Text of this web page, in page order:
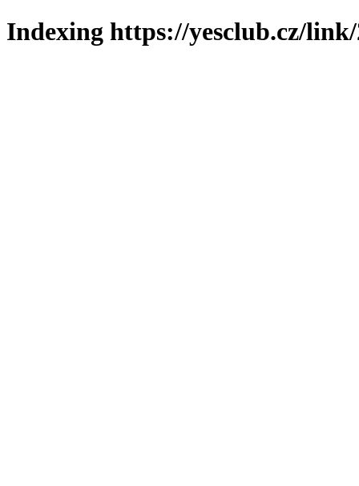
Indexing https://yesclub.cz/link/